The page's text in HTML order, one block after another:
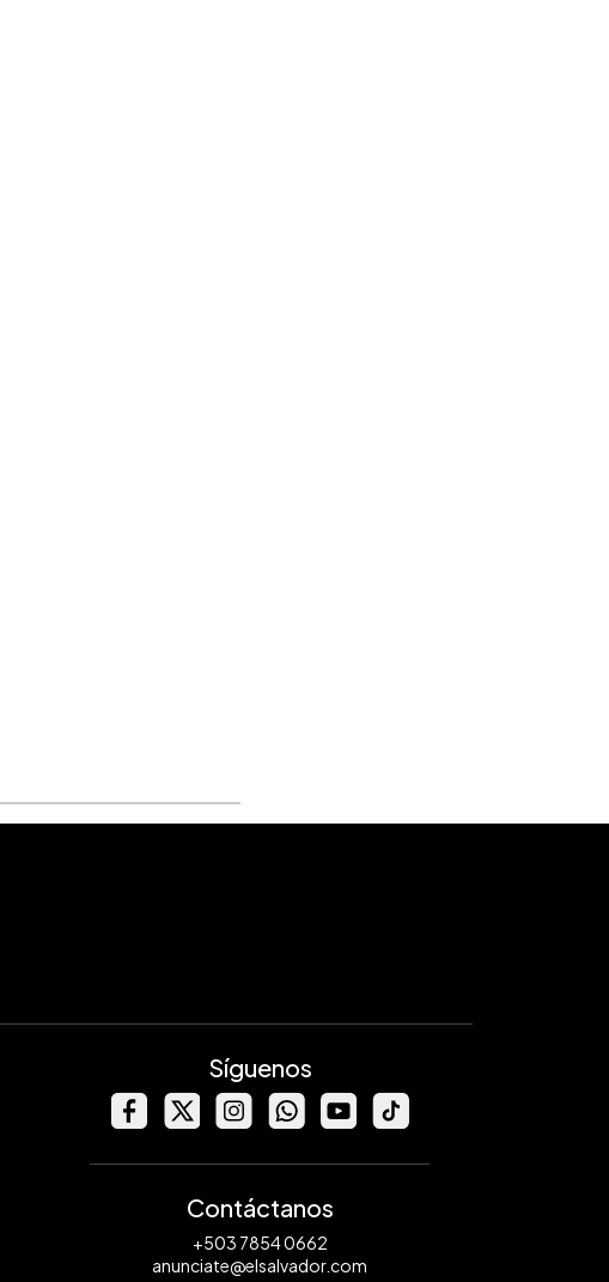
Síguenos
Contáctanos
+503 7854 0662
anunciate@elsalvador.com